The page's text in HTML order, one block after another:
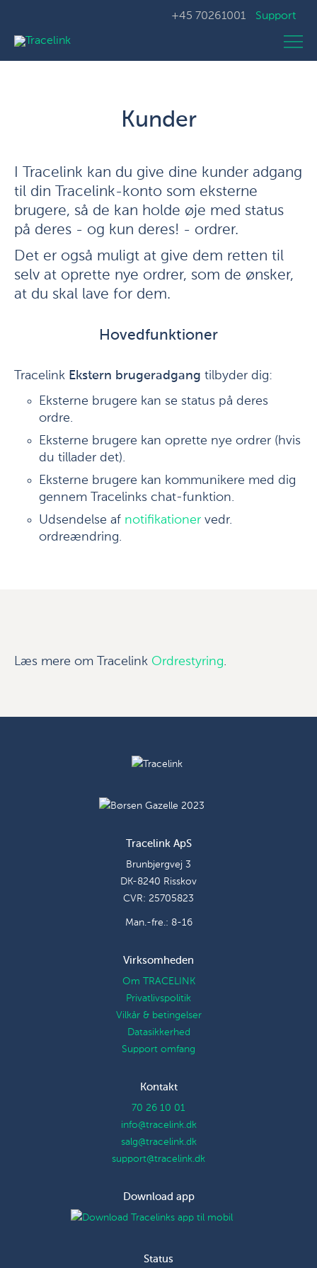
+45 70261001 Support
Kunder
I Tracelink kan du give dine kunder adgang
til din Tracelink-konto som eksterne
brugere, så de kan holde øje med status
på deres - og kun deres! - ordrer.
Det er også muligt at give dem retten til
selv at oprette nye ordrer, som de ønsker,
at du skal lave for dem.
Hovedfunktioner
Tracelink Ekstern brugeradgang tilbyder dig:
Eksterne brugere kan se status på deres
ordre.
Eksterne brugere kan oprette nye ordrer (hvis
du tillader det).
Eksterne brugere kan kommunikere med dig
gennem Tracelinks chat-funktion.
Udsendelse af notifikationer vedr.
ordreændring.
Læs mere om Tracelink Ordrestyring.
Tracelink ApS
Brunbjergvej 3
DK-8240 Risskov
CVR: 25705823
Man.-fre.: 8-16
Virksomheden
Om TRACELINK
Privatlivspolitik
Vilkår & betingelser
Datasikkerhed
Support omfang
Kontakt
70 26 10 01
info@tracelink.dk
salg@tracelink.dk
support@tracelink.dk
Download app
Status